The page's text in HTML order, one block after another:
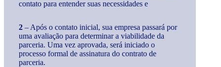
contato para entender suas necessidades e
2 – Após o contato inicial, sua empresa passará por
uma avaliação para determinar a viabilidade da
parceria. Uma vez aprovada, será iniciado o
processo formal de assinatura do contrato de
parceria.